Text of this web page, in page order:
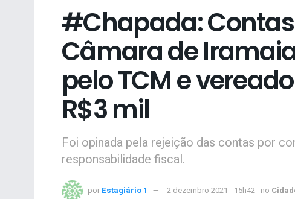
#Chapada:
Câmara de
pelo TCM e
R$3 mil
Foi opinada pela rejeição das contas por
responsabilidade fiscal.
por Estagiário 1 2 dezembro 2021 - 15h42 no